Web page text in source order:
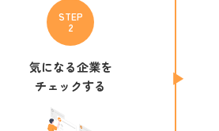
STEP
2
気になる企業を
チェックする